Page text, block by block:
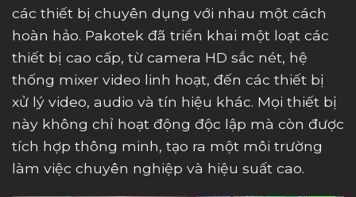
các thiết bị chuyên dụng với nhau một cách
hoàn hảo. Pakotek đã triển khai một loạt các
thiết bị cao cấp, từ camera HD sắc nét, hệ
thống mixer video linh hoạt, đến các thiết bị
xử lý video, audio và tín hiệu khác. Mọi thiết bị
này không chỉ hoạt động độc lập mà còn được
tích hợp thông minh, tạo ra một môi trường
làm việc chuyên nghiệp và hiệu suất cao.